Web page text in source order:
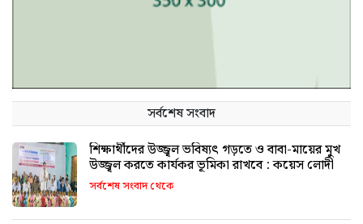
সর্বশেষ সংবাদ
শিক্ষার্থীদের উজ্জ্বল ভবিষ্যৎ গড়তে ও বাবা-মায়ের মুখ
উজ্জ্বল করতে কার্যকর ভূমিকা রাখবে : কয়েস লোদী
সর্বশেষ সংবাদ থেকে